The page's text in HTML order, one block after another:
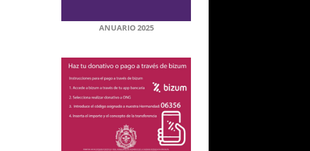
ANUARIO 2025